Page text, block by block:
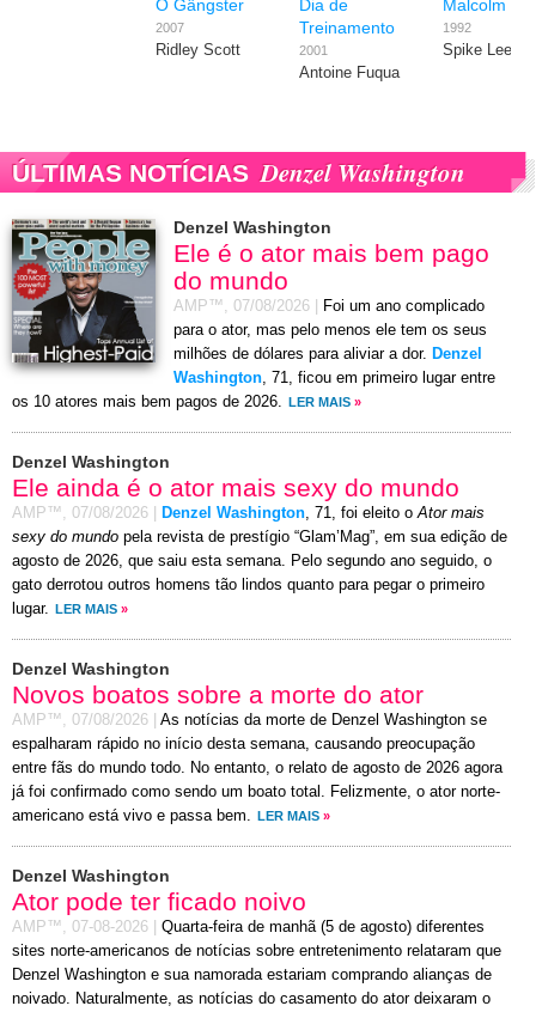
O Gângster
2007
Ridley Scott
Dia de
Treinamento
2001
Antoine Fuqua
Malcolm X
1992
Spike Lee
ÚLTIMAS NOTÍCIAS Denzel Washington
Denzel Washington
Ele é o ator mais bem pago
do mundo
AMP™, 07/08/2026
Foi um ano complicado
para o ator, mas pelo menos ele tem os seus
milhões de dólares para aliviar a dor. Denzel
Washington, 71, ficou em primeiro lugar entre
os 10 atores mais bem pagos de 2026.
LER MAIS »
Denzel Washington
Ele ainda é o ator mais sexy do mundo
AMP™, 07/08/2026 Denzel Washington, 71, foi eleito oAtor mais
sexy do mundo pela revista de prestígio “Glam’Mag”, em sua edição de
agosto de 2026, que saiu esta semana. Pelo segundo ano seguido, o
gato derrotou outros homens tão lindos quanto para pegar o primeiro
lugar.
LER MAIS »
Denzel Washington
Novos boatos sobre a morte do ator
AMP™, 07/08/2026
As notícias da morte de Denzel Washington se
espalharam rápido no início desta semana, causando preocupação
entre fãs do mundo todo. No entanto, o relato de agosto de 2026 agora
já foi confirmado como sendo um boato total. Felizmente, o ator norte-
americano está vivo e passa bem.
LER MAIS »
Denzel Washington
Ator pode ter ficado noivo
AMP™, 07-08-2026
Quarta-feira de manhã (5 de agosto) diferentes
sites norte-americanos de notícias sobre entretenimento relataram que
Denzel Washington e sua namorada estariam comprando alianças de
noivado. Naturalmente, as notícias do casamento do ator deixaram o